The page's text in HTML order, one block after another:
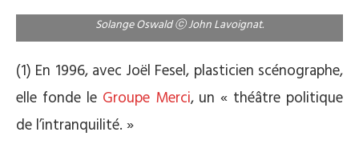
Solange Oswald ⓒ John Lavoignat.
(1) En 1996, avec Joël Fesel, plasticien scénographe,
elle fonde le Groupe Merci, un « théâtre politique
de l’intranquilité. »